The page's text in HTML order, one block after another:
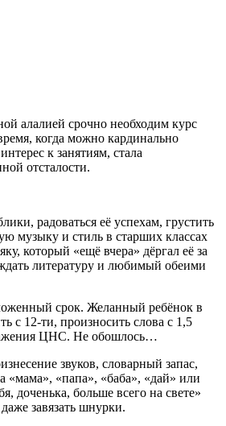
алалией срочно необходим курс
когда можно кардинально
к занятиям, стала
отсталости.
радоваться её успехам, грустить
музыку и стиль в старших классах
который «ещё вчера» дёргал её за
литературу и любимый обеими
срок. Желанный ребёнок в
с 12-ти, произносить слова с 1,5
ЦНС. Не обошлось…
звуков, словарный запас,
«мама», «папа», «баба», «дай» или
доченька, больше всего на свете»
завязать шнурки.